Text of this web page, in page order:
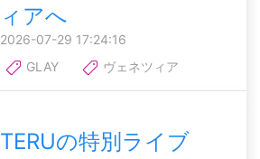
ィアへ
2026-07-29 17:24:16
GLAY ヴェネツィア
TERUの特別ライブ